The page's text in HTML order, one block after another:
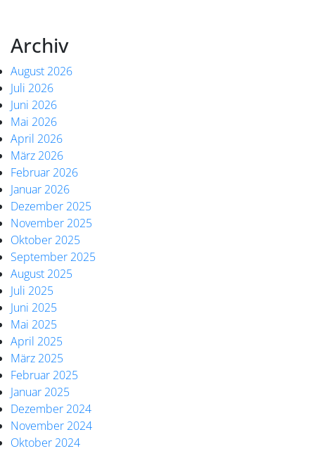
Archiv
August 2026
Juli 2026
Juni 2026
Mai 2026
April 2026
März 2026
Februar 2026
Januar 2026
Dezember 2025
November 2025
Oktober 2025
September 2025
August 2025
Juli 2025
Juni 2025
Mai 2025
April 2025
März 2025
Februar 2025
Januar 2025
Dezember 2024
November 2024
Oktober 2024